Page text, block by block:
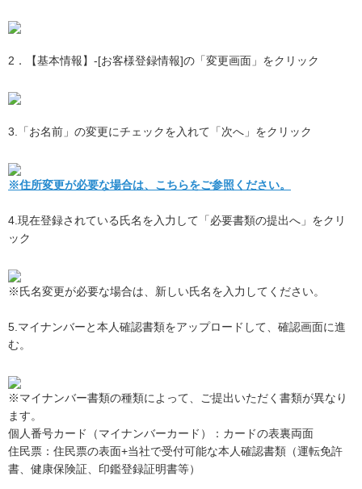
2．【基本情報】-[お客様登録情報]の「変更画面」をクリック
3.「お名前」の変更にチェックを入れて「次へ」をクリック
※住所変更が必要な場合は、こちらをご参照ください。
4.現在登録されている氏名を入力して「必要書類の提出へ」をクリ
ック
※氏名変更が必要な場合は、新しい氏名を入力してください。
5.マイナンバーと本人確認書類をアップロードして、確認画面に進
む。
※マイナンバー書類の種類によって、ご提出いただく書類が異なり
ます。
個人番号カード（マイナンバーカード）：カードの表裏両面
住民票：住民票の表面+当社で受付可能な本人確認書類（運転免許
書、健康保険証、印鑑登録証明書等）